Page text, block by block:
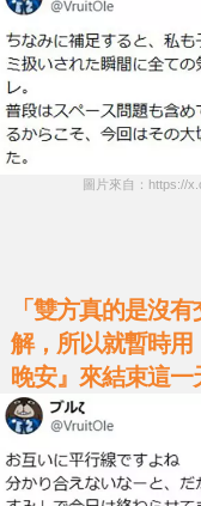
圖片來自：https://
「雙方真的是沒
解，所以就暫時用
晚安』來結束這一